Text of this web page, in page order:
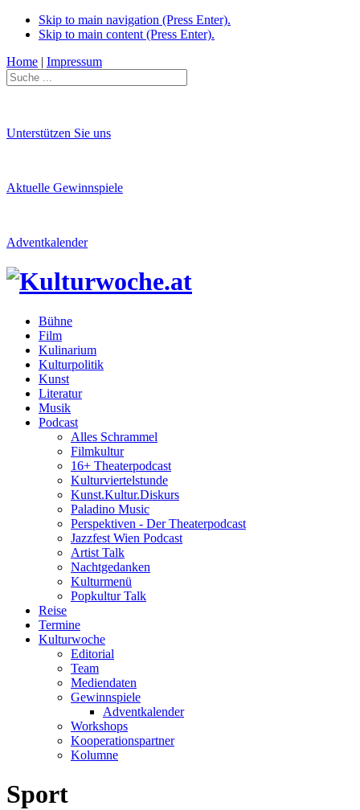
Skip to main navigation (Press Enter).
Skip to main content (Press Enter).
Home | Impressum
Unterstützen Sie uns
Aktuelle Gewinnspiele
Adventkalender
Bühne
Film
Kulinarium
Kulturpolitik
Kunst
Literatur
Musik
Podcast
Alles Schrammel
Filmkultur
16+ Theaterpodcast
Kulturviertelstunde
Kunst.Kultur.Diskurs
Paladino Music
Perspektiven - Der Theaterpodcast
Jazzfest Wien Podcast
Artist Talk
Nachtgedanken
Kulturmenü
Popkultur Talk
Reise
Termine
Kulturwoche
Editorial
Team
Mediendaten
Gewinnspiele
Adventkalender
Workshops
Kooperationspartner
Kolumne
Sport